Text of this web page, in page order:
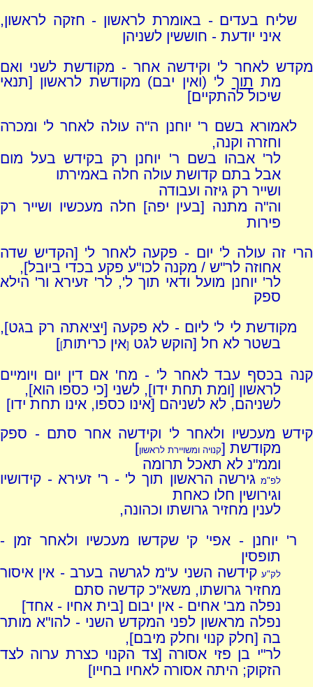
שליח בעדים - באומרת לראשון - חזקה לראשון,
איני יודעת - חוששין לשניהן
מקדש לאחר ל' וקידשה אחר - מקודשת לשני ואם
מת תוך ל' (ואין יבם) מקודשת לראשון [תנאי
שיכול להתקיים]
לאמורא בשם ר' יוחנן ה"ה עולה לאחר ל' ומכרה
וחזרה וקנה,
לר' אבהו בשם ר' יוחנן רק בקידש בעל מום
אבל בתם קדושת עולה חלה באמירתו
ושייר רק גיזה ועבודה
וה"ה מתנה [בעין יפה] חלה מעכשיו ושייר רק
פירות
הרי זה עולה ל' יום - פקעה לאחר ל' [הקדיש שדה
אחוזה לר"ש / מקנה לכו"ע פקע בכדי ביובל],
לר' יוחנן מועל ודאי תוך ל', לר' זעירא ור' הילא
ספק
מקודשת לי ל' ליום - לא פקעה [יציאתה רק בגט],
בשטר לא חל [הוקש לגט [אין כריתות]
]
קנה בכסף עבד לאחר ל' - מח' אם דין יום ויומיים
לראשון [ומת תחת ידו], לשני [כי כספו הוא],
לשניהם, לא לשניהם [אינו כספו, אינו תחת ידו]
קידש מעכשיו ולאחר ל' וקידשה אחר סתם - ספק
מקודשת [קנויה ומשויירת לראשון]
וממ"נ לא תאכל תרומה
לפ"מ גירשה הראשון תוך ל' - ר' זעירא - קידושיו
וגירושין חלו כאחת
לענין מחזיר גרושתו וכהונה,
ר' יוחנן - אפי' ק' שקדשו מעכשיו ולאחר זמן -
תופסין
לק"ע קידשה השני ע"מ לגרשה בערב - אין איסור
מחזיר גרושתו, משא"כ קדשה סתם
נפלה מב' אחים - אין יבום [בית אחיו - אחד]
נפלה מראשון לפני המקדש השני - להו"א מותר
בה [חלק קנוי וחלק מיבם],
לר"י בן פזי אסורה [צד הקנוי כצרת ערוה לצד
הזקוק; היתה אסורה לאחיו בחייו]